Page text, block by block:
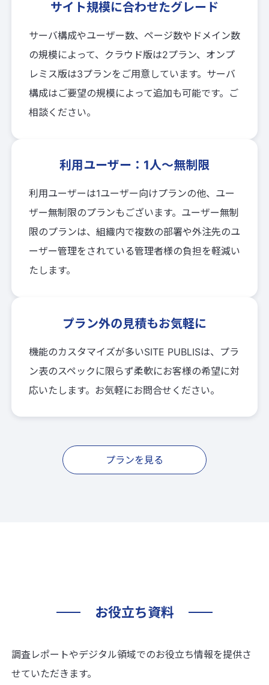
サイト規模に合わせたグレード
サーバ構成やユーザー数、ページ数やドメイン数
の規模によって、クラウド版は2プラン、オンプ
レミス版は3プランをご用意しています。サーバ
構成はご要望の規模によって追加も可能です。ご
相談ください。
利用ユーザー：1人〜無制限
利用ユーザーは1ユーザー向けプランの他、ユー
ザー無制限のプランもございます。ユーザー無制
限のプランは、組織内で複数の部署や外注先のユ
ーザー管理をされている管理者様の負担を軽減い
たします。
プラン外の見積もお気軽に
機能のカスタマイズが多いSITE PUBLISは、プラ
ン表のスペックに限らず柔軟にお客様の希望に対
応いたします。お気軽にお問合せください。
プランを見る
お役立ち資料
調査レポートやデジタル領域でのお役立ち情報を提供さ
せていただきます。